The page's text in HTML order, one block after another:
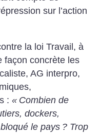
sur l’action
la loi Travail, à
façon concrète les
AG interpro,
:« Combien de
dockers,
le pays ? Trop